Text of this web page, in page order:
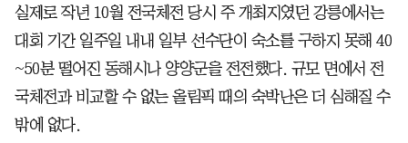
실제로 작년 10월 전국체전 당시 주 개최지였던 강릉에서는
대회 기간 일주일 내내 일부 선수단이 숙소를 구하지 못해 40
~50분 떨어진 동해시나 양양군을 전전했다. 규모 면에서 전
국체전과 비교할 수 없는 올림픽 때의 숙박난은 더 심해질 수
밖에 없다.